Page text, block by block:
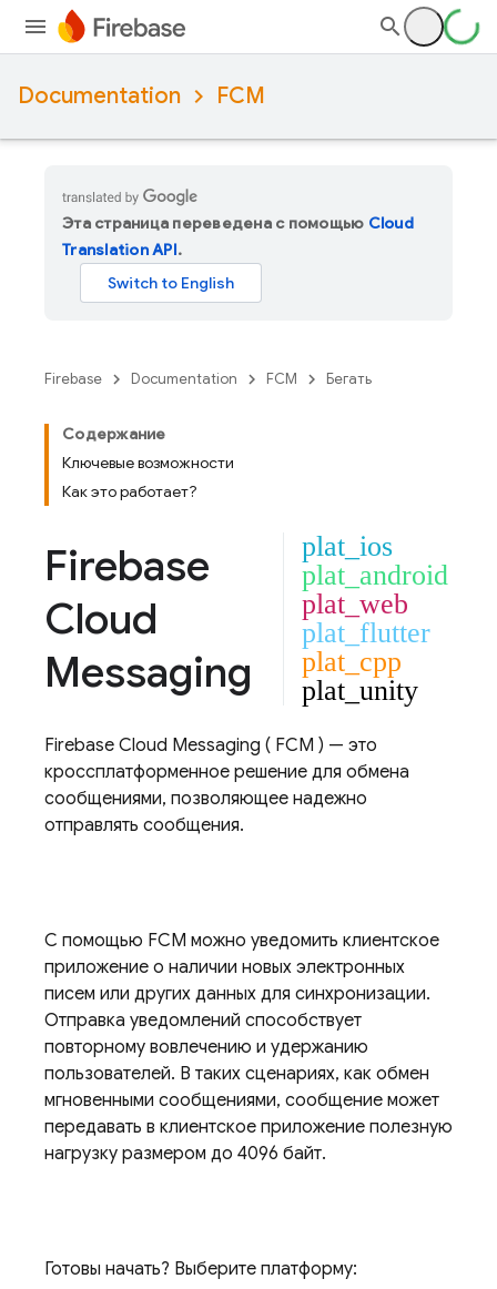
Documentation FCM
Эта страница переведена с помощью Cloud
Translation API.
Firebase Documentation FCM Бегать
Содержание
Ключевые возможности
Как это работает?
Firebase
Cloud
Messaging
plat_ios
plat_android
plat_web
plat_flutter
plat_cpp
plat_unity
Firebase Cloud Messaging ( FCM ) — это
кроссплатформенное решение для обмена
сообщениями, позволяющее надежно
отправлять сообщения.
С помощью FCM можно уведомить клиентское
приложение о наличии новых электронных
писем или других данных для синхронизации.
Отправка уведомлений способствует
повторному вовлечению и удержанию
пользователей. В таких сценариях, как обмен
мгновенными сообщениями, сообщение может
передавать в клиентское приложение полезную
нагрузку размером до 4096 байт.
Готовы начать? Выберите платформу: